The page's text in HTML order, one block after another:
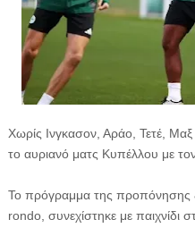
Χωρίς Ινγκασον, Αράο, Τετέ,
το αυριανό ματς Κυπέλλου με
Το πρόγραμμα της προπόνησης
rondo, συνεχίστηκε με παιχνίδι